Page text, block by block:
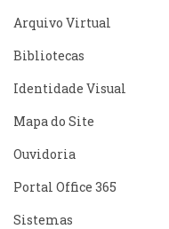
Arquivo Virtual
Bibliotecas
Identidade Visual
Mapa do Site
Ouvidoria
Portal Office 365
Sistemas